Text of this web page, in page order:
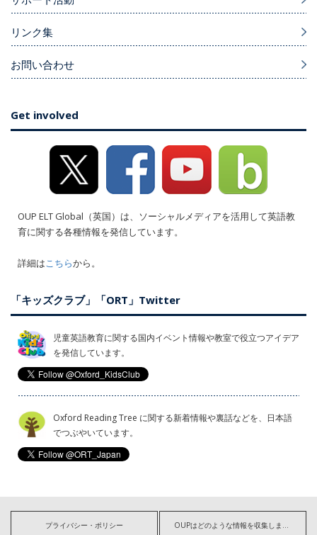
リンク集
お問い合わせ
Get involved
OUP ELT Global（英国）は、ソーシャルメディアを活用して英語教
育に関する各種情報を発信しています。
詳細はこちらから。
「キッズクラブ」「ORT」Twitter
児童英語教育に関する国内イベント情報や教室で役立つアイデア
を発信しています。
Oxford Reading Tree に関する新着情報や裏話などを、日本語
でつぶやいています。
プライバシー・ポリシー OUPはどのような情報を収集しますか?